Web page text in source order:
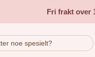
Fri frakt over